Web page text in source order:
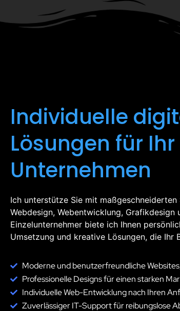
Individuelle
Lösungen für Ihr
Unternehmen
Ich unterstütze Sie mit maßgeschneiderten
Webdesign, Webentwicklung, Grafikdesign
Einzelunternehmer biete ich Ihnen
Umsetzung und kreative Lösungen, die Ihr
Moderne und benutzerfreundliche
Professionelle Designs für einen starken
Individuelle Web-Entwicklung nach Ihren
Zuverlässiger IT-Support für reibungslose